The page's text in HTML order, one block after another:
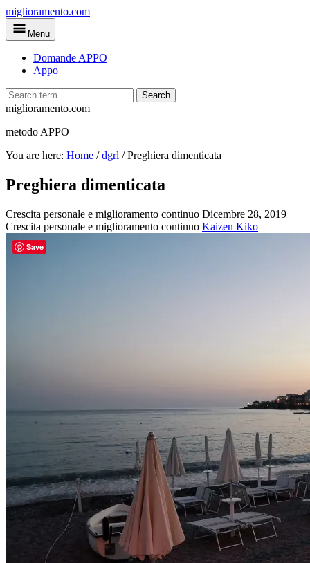
Skip
to
main
miglioramento.com
Menu
Domande APPO
Appo
Search
miglioramento.com
metodo APPO
You are here: Home /dgrl /Preghiera dimenticata
Preghiera dimenticata
Crescita personale e miglioramento continuo Dicembre 28, 2019
Crescita personale e miglioramento continuo Kaizen Kiko
Save